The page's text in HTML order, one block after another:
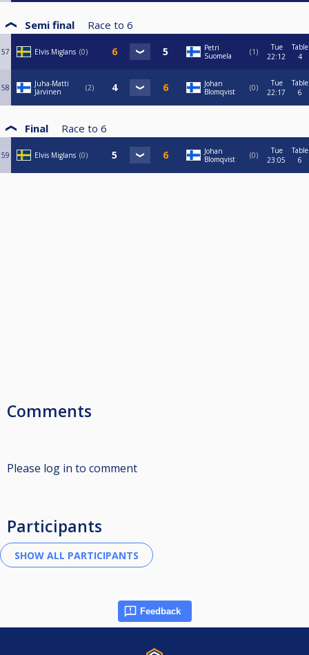
Semi final Race to 6
57 Elvis Miglans 0
Petri
Suomela
1
Tue
22:12
Table
4
58
Juha-Matti
Järvinen
2
Johan
Blomqvist
0
Tue
22:17
Table
6
Final Race to 6
59 Elvis Miglans 0
Johan
Blomqvist
0
Tue
23:05
Table
6
Comments
Please log in to comment
Participants
Feedback